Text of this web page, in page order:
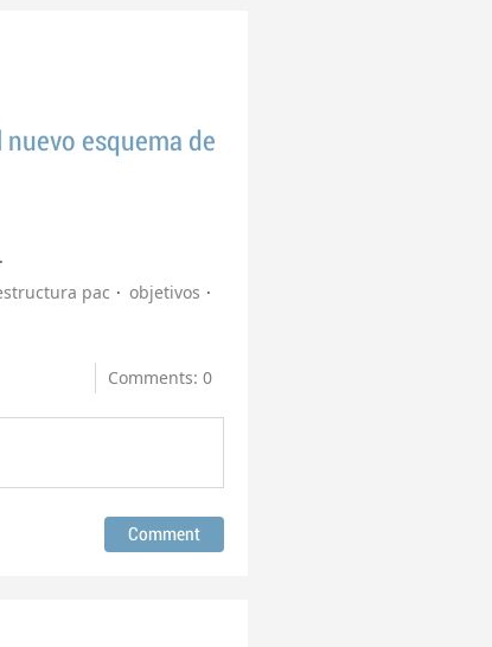
esquema de
pac
objetivos
Comments: 0